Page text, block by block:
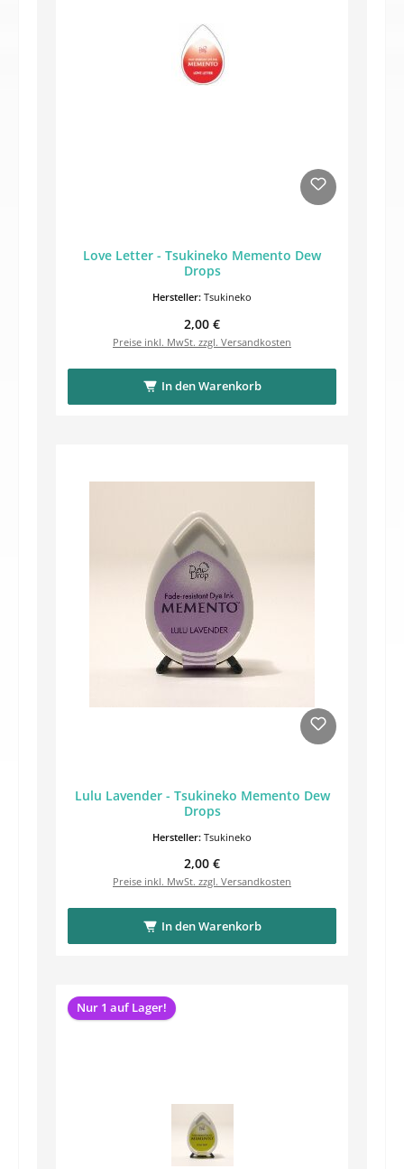
Love Letter - Tsukineko Memento Dew
Drops
Hersteller: Tsukineko
Regulärer Preis:
2,00 €
Preise inkl. MwSt. zzgl. Versandkosten
In den Warenkorb
Lulu Lavender - Tsukineko Memento Dew
Drops
Hersteller: Tsukineko
Regulärer Preis:
2,00 €
Preise inkl. MwSt. zzgl. Versandkosten
In den Warenkorb
Nur 1 auf Lager!